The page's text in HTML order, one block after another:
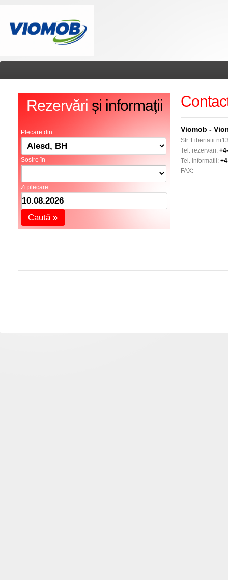
Rezervări și informații
Plecare din
Sosire în
Zi plecare
Caută »
Viomob -
Str. Libertatii
Tel. rezervari:
Tel. informatii:
FAX: